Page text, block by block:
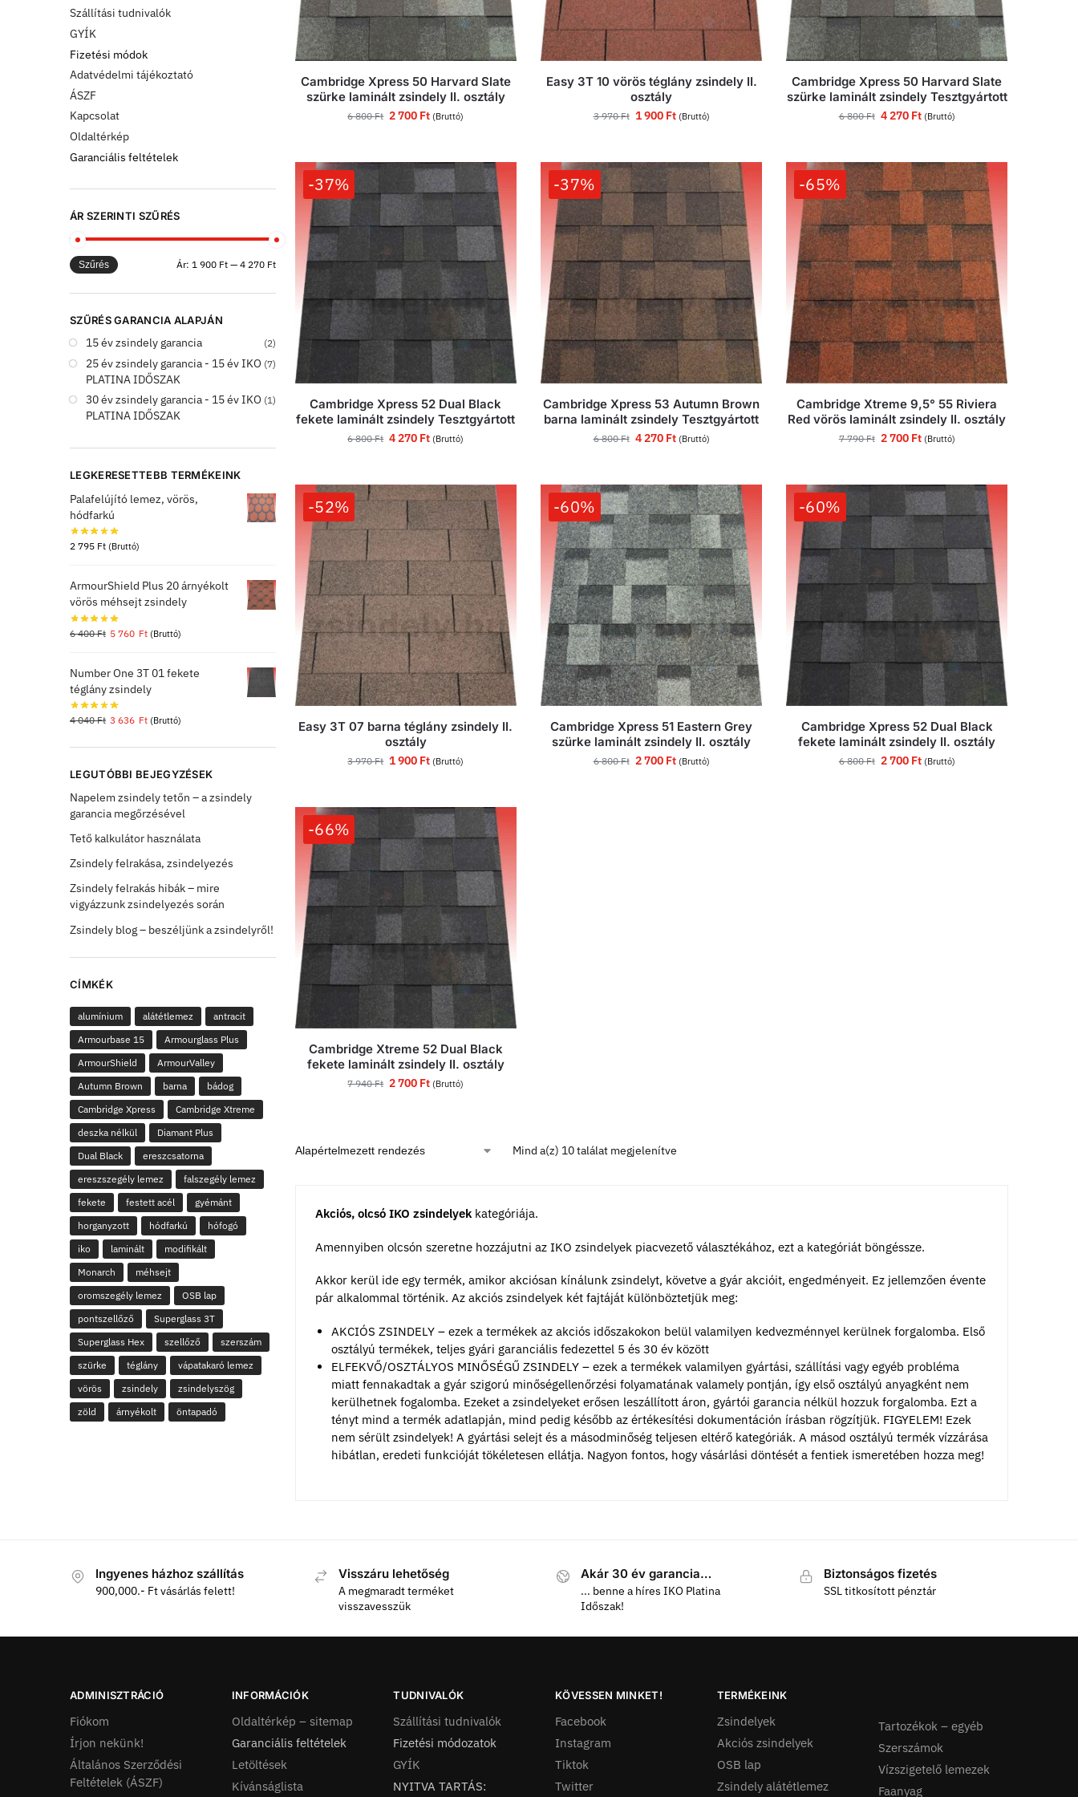
Cambridge Xpress 50 Harvard Slate
szürke laminált zsindely II. osztály
6 800Ft 2 700 Ft (Bruttó)
Easy 3T 10 vörös téglány zsindely II.
osztály
3 970Ft 1 900 Ft (Bruttó)
Cambridge Xpress 50 Harvard Slate
szürke laminált zsindely Tesztgyártott
6 800Ft 4 270 Ft (Bruttó)
-37%
Cambridge Xpress 52 Dual Black
fekete laminált zsindely Tesztgyártott
6 800Ft 4 270 Ft (Bruttó)
-37%
Cambridge Xpress 53 Autumn Brown
barna laminált zsindely Tesztgyártott
6 800Ft 4 270 Ft (Bruttó)
-65%
Cambridge Xtreme 9,5° 55 Riviera
Red vörös laminált zsindely II. osztály
7 790Ft 2 700 Ft (Bruttó)
-52%
Easy 3T 07 barna téglány zsindely II.
osztály
3 970Ft 1 900 Ft (Bruttó)
-60%
Cambridge Xpress 51 Eastern Grey
szürke laminált zsindely II. osztály
6 800Ft 2 700 Ft (Bruttó)
-60%
Cambridge Xpress 52 Dual Black
fekete laminált zsindely II. osztály
6 800Ft 2 700 Ft (Bruttó)
-66%
Cambridge Xtreme 52 Dual Black
fekete laminált zsindely II. osztály
7 940Ft 2 700 Ft (Bruttó)
Mind a(z) 10 találat megjelenítve
Akciós, olcsó IKO zsindelyekkategóriája.
Amennyiben olcsón szeretne hozzájutni az IKO zsindelyek piacvezető választékához, ezt a kategóriát böngéssze.
Akkor kerül ide egy termék, amikor akciósan kínálunk zsindelyt, követve a gyár akcióit, engedményeit. Ez jellemzően évente
pár alkalommal történik. Az akciós zsindelyek két fajtáját különböztetjük meg:
AKCIÓS ZSINDELY – ezek a termékek az akciós időszakokon belül valamilyen kedvezménnyel kerülnek forgalomba. Első
osztályú termékek, teljes gyári garanciális fedezettel 5 és 30 év között
ELFEKVŐ/OSZTÁLYOS MINŐSÉGŰ ZSINDELY – ezek a termékek valamilyen gyártási, szállítási vagy egyéb probléma
miatt fennakadtak a gyár szigorú minőségellenőrzési folyamatának valamely pontján, így első osztályú anyagként nem
kerülhetnek fogalomba. Ezeket a zsindelyeket erősen leszállított áron, gyártói garancia nélkül hozzuk forgalomba. Ezt a
tényt mind a termék adatlapján, mind pedig később az értékesítési dokumentáción írásban rögzítjük. FIGYELEM! Ezek
nem sérült zsindelyek! A gyártási selejt és a másodminőség teljesen eltérő kategóriák. A másod osztályú termék vízzárása
hibátlan, eredeti funkcióját tökéletesen ellátja. Nagyon fontos, hogy vásárlási döntését a fentiek ismeretében hozza meg!
Szállítási tudnivalók
GYÍK
Fizetési módok
Adatvédelmi tájékoztató
ÁSZF
Kapcsolat
Oldaltérkép
Garanciális feltételek
ÁR SZERINTI SZŰRÉS
Szűrés Ár: 1 900 Ft —4 270 Ft
SZŰRÉS GARANCIA ALAPJÁN
15 év zsindely garancia (2)
25 év zsindely garancia - 15 év IKO
PLATINA IDŐSZAK
(7)
30 év zsindely garancia - 15 év IKO
PLATINA IDŐSZAK
(1)
LEGKERESETTEBB TERMÉKEINK
Palafelújító lemez, vörös,
hódfarkú
2 795 Ft (Bruttó)
ArmourShield Plus 20 árnyékolt
vörös méhsejt zsindely
6 400Ft 5 760 Ft (Bruttó)
Number One 3T 01 fekete
téglány zsindely
4 040Ft 3 636 Ft (Bruttó)
LEGUTÓBBI BEJEGYZÉSEK
Napelem zsindely tetőn – a zsindely
garancia megőrzésével
Tető kalkulátor használata
Zsindely felrakása, zsindelyezés
Zsindely felrakás hibák – mire
vigyázzunk zsindelyezés során
Zsindely blog – beszéljünk a zsindelyről!
CÍMKÉK
alumínium alátétlemez
antracit
Armourbase 15
Armourglass Plus
ArmourShield
ArmourValley
Autumn Brown
barna
bádog
Cambridge Xpress
Cambridge Xtreme
deszka nélkül
Diamant Plus
Dual Black
ereszcsatorna
ereszszegély lemez
falszegély lemez
fekete
festett acél
gyémánt
horganyzott
hódfarkú
hófogó
iko
laminált
modifikált
Monarch
méhsejt
oromszegély lemez
OSB lap
pontszellőző
Superglass 3T
Superglass Hex
szellőző
szerszám
szürke
téglány
vápatakaró lemez
vörös
zsindely
zsindelyszög
zöld
árnyékolt öntapadó
Ingyenes házhoz szállítás
900,000.- Ft vásárlás felett!
Visszáru lehetőség
A megmaradt terméket
visszavesszük
Akár 30 év garancia…
... benne a híres IKO Platina
Időszak!
Biztonságos fizetés
SSL titkosított pénztár
ADMINISZTRÁCIÓ
Fiókom
Írjon nekünk!
Általános Szerződési
Feltételek (ÁSZF)
INFORMÁCIÓK
Oldaltérkép – sitemap
Garanciális feltételek
Letöltések
Kívánságlista
TUDNIVALÓK
Szállítási tudnivalók
Fizetési módozatok
GYÍK
NYITVA TARTÁS:
KÖVESSEN MINKET!
Facebook
Instagram
Tiktok
Twitter
TERMÉKEINK
Zsindelyek
Akciós zsindelyek
OSB lap
Zsindely alátétlemez
Tartozékok – egyéb
Szerszámok
Vízszigetelő lemezek
Faanyag